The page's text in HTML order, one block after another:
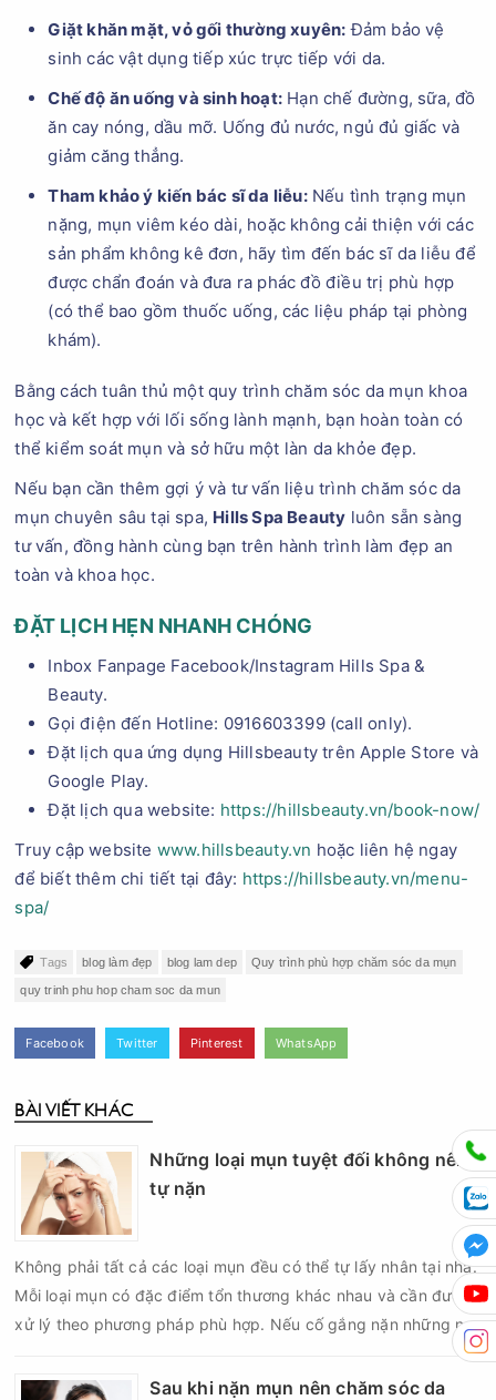
Giặt khăn mặt, vỏ gối thường xuyên: Đảm bảo vệ
sinh các vật dụng tiếp xúc trực tiếp với da.
Chế độ ăn uống và sinh hoạt: Hạn chế đường, sữa, đồ
ăn cay nóng, dầu mỡ. Uống đủ nước, ngủ đủ giấc và
giảm căng thẳng.
Tham khảo ý kiến bác sĩ da liễu:Nếu tình trạng mụn
nặng, mụn viêm kéo dài, hoặc không cải thiện với các
sản phẩm không kê đơn, hãy tìm đến bác sĩ da liễu để
được chẩn đoán và đưa ra phác đồ điều trị phù hợp
(có thể bao gồm thuốc uống, các liệu pháp tại phòng
khám).
Bằng cách tuân thủ một quy trình chăm sóc da mụn khoa
học và kết hợp với lối sống lành mạnh, bạn hoàn toàn có
thể kiểm soát mụn và sở hữu một làn da khỏe đẹp.
Nếu bạn cần thêm gợi ý và tư vấn liệu trình chăm sóc da
mụn chuyên sâu tại spa, Hills Spa Beauty luôn sẵn sàng
tư vấn, đồng hành cùng bạn trên hành trình làm đẹp an
toàn và khoa học.
ĐẶT LỊCH HẸN NHANH CHÓNG
Inbox Fanpage Facebook/Instagram Hills Spa &
Beauty.
Gọi điện đến Hotline: 0916603399 (call only).
Đặt lịch qua ứng dụng Hillsbeauty trên Apple Store và
Google Play.
Đặt lịch qua website: https://hillsbeauty.vn/book-now/
Truy cập website www.hillsbeauty.vn hoặc liên hệ ngay
để biết thêm chi tiết tại đây: https://hillsbeauty.vn/menu-
spa/
Tags blog làm đẹp blog lam dep Quy trình phù hợp chăm sóc da mụn
quy trinh phu hop cham soc da mun
Facebook Twitter Pinterest WhatsApp
BÀI VIẾT KHÁC
Những loại mụn tuyệt đối không nên
tự nặn
Không phải tất cả các loại mụn đều có thể tự lấy nhân tại nhà.
Mỗi loại mụn có đặc điểm tổn thương khác nhau và cần được
xử lý theo phương pháp phù hợp. Nếu cố gắng nặn những nốt
mụn không đúng chỉ định, bạn có thể khiến tình trạng viêm trở
nên nghiêm trọng hơn, làm tăng nguy cơ nhiễm trùng, để lại
Sau khi nặn mụn nên chăm sóc da